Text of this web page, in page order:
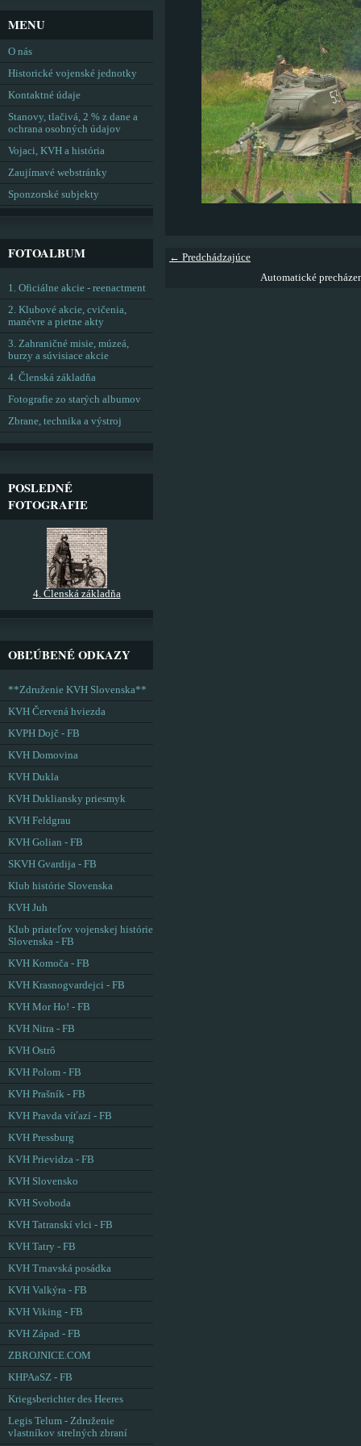
← Predchádzajúce
Automatické
MENU
O nás
Historické vojenské jednotky
Kontaktné údaje
Stanovy, tlačivá, 2 % z dane a
ochrana osobných údajov
Vojaci, KVH a história
Zaujímavé webstránky
Sponzorské subjekty
FOTOALBUM
1. Oficiálne akcie - reenactment
2. Klubové akcie, cvičenia,
manévre a pietne akty
3. Zahraničné misie, múzeá,
burzy a súvisiace akcie
4. Členská základňa
Fotografie zo starých albumov
Zbrane, technika a výstroj
POSLEDNÉ
FOTOGRAFIE
4. Členská základňa
OBĽÚBENÉ ODKAZY
**Združenie KVH Slovenska**
KVH Červená hviezda
KVPH Dojč - FB
KVH Domovina
KVH Dukla
KVH Dukliansky priesmyk
KVH Feldgrau
KVH Golian - FB
SKVH Gvardija - FB
Klub histórie Slovenska
KVH Juh
Klub priateľov vojenskej histórie
Slovenska - FB
KVH Komoča - FB
KVH Krasnogvardejci - FB
KVH Mor Ho! - FB
KVH Nitra - FB
KVH Ostrô
KVH Polom - FB
KVH Prašník - FB
KVH Pravda víťazí - FB
KVH Pressburg
KVH Prievidza - FB
KVH Slovensko
KVH Svoboda
KVH Tatranskí vlci - FB
KVH Tatry - FB
KVH Trnavská posádka
KVH Valkýra - FB
KVH Viking - FB
KVH Západ - FB
ZBROJNICE.COM
KHPAaSZ - FB
Kriegsberichter des Heeres
Legis Telum - Združenie
vlastníkov strelných zbraní